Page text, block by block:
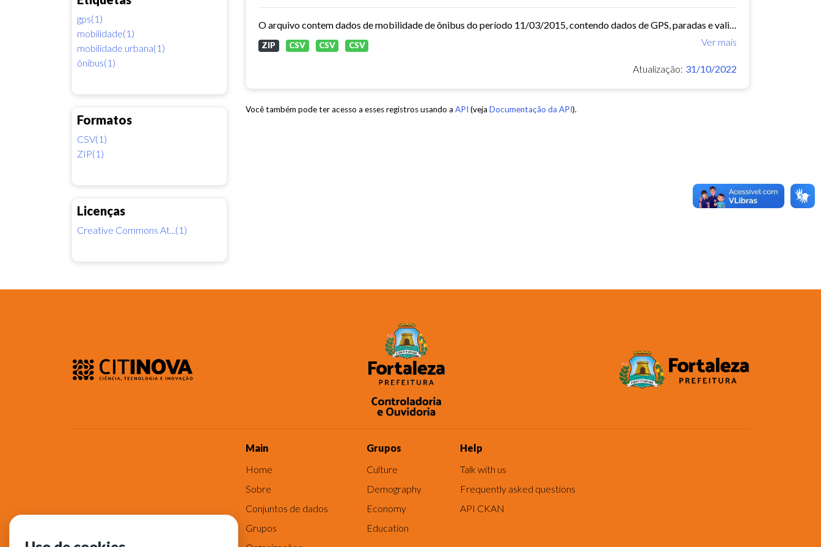
gps(1)
mobilidade(1)
mobilidade urbana(1)
ônibus(1)
Formatos
CSV(1)
ZIP(1)
Licenças
Creative Commons At...(1)
O arquivo contem dados de mobilidade de ônibus do período 11/03/2015, contendo dados de GPS, paradas e validação.
Ver mais
ZIP CSV CSV CSV
Atualização: 31/10/2022
Você também pode ter acesso a esses registros usando a API (veja Documentação da API).
Main
Home
Sobre
Conjuntos de dados
Grupos
Grupos
Culture
Demography
Economy
Education
Help
Talk with us
Frequently asked questions
API CKAN